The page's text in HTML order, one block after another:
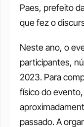
Paes, prefeito
que fez o
Neste ano, o
participantes,
2023. Para
físico do
passado. A